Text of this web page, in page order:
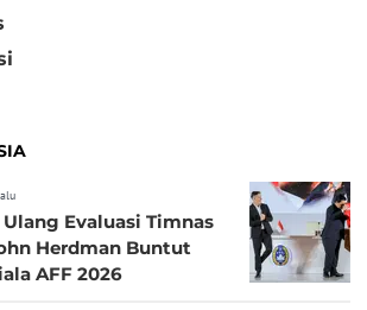
Evaluasi Timnas
Herdman Buntut
AFF 2026